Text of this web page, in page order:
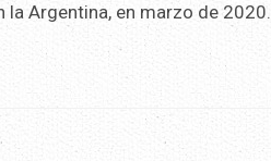
Argentina, en marzo de 2020.